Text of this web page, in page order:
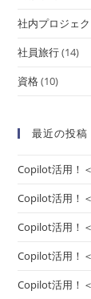
社内プロジェク
社員旅行(14)
資格(10)
最近の投稿
Copilot活用！
Copilot活用！
Copilot活用！
Copilot活用！
Copilot活用！